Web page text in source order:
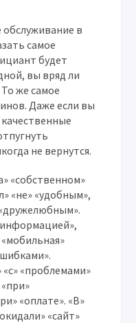
обслуживание в
самое
будет
вы вряд ли
же самое
Даже если вы
не вернутся.
«собственном»
«не» «удобным»,
«проблемами»
«оплате». «В»
«сайт»